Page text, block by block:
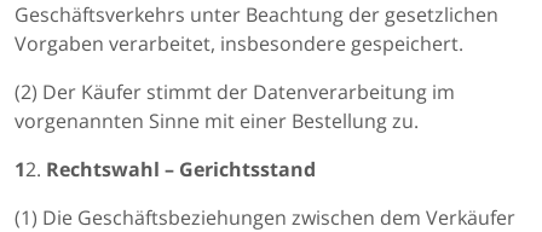
Geschäftsverkehrs unter Beachtung der gesetzlichen
Vorgaben verarbeitet, insbesondere gespeichert.
(2) Der Käufer stimmt der Datenverarbeitung im
vorgenannten Sinne mit einer Bestellung zu.
12. Rechtswahl – Gerichtsstand
(1) Die Geschäftsbeziehungen zwischen dem Verkäufer